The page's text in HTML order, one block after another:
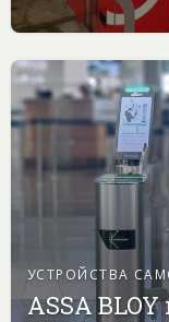
УСТРОЙСТВА
ASSA